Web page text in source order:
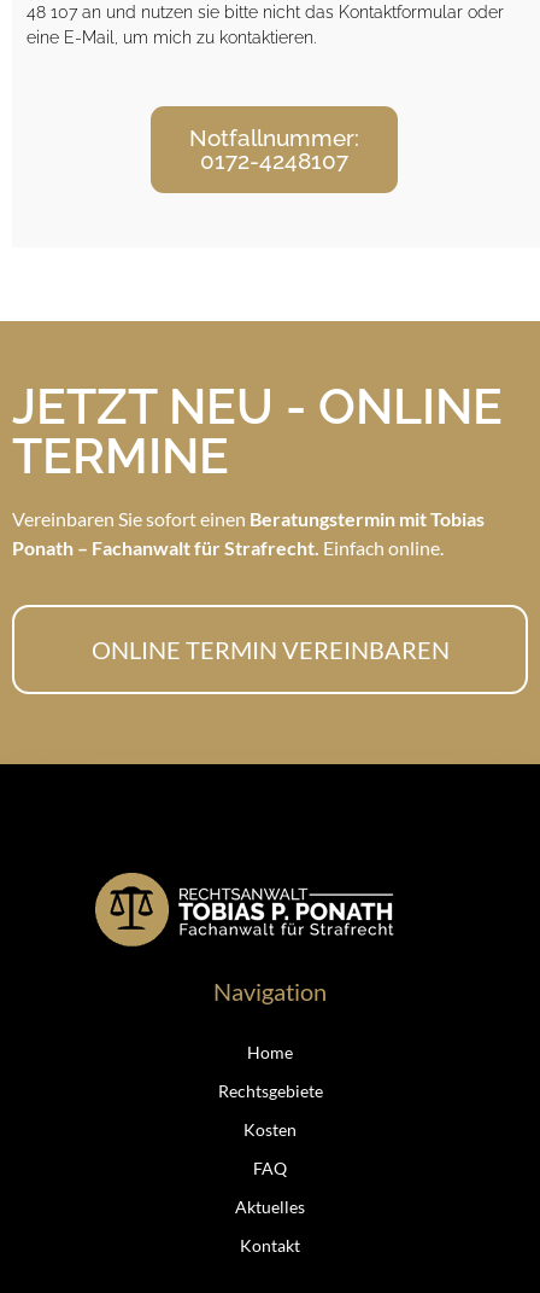
48 107 an und nutzen sie bitte nicht das Kontaktformular oder
eine E-Mail, um mich zu kontaktieren.
Notfallnummer:
0172-4248107
JETZT NEU - ONLINE
TERMINE
Vereinbaren Sie sofort einen Beratungstermin mit Tobias
Ponath – Fachanwalt für Strafrecht. Einfach online.
ONLINE TERMIN VEREINBAREN
Navigation
Home
Rechtsgebiete
Kosten
FAQ
Aktuelles
Kontakt